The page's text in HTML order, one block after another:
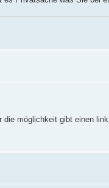
möglichkeit gibt einen